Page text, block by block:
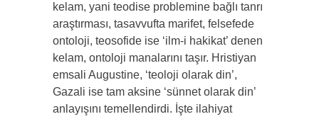
kelam, yani teodise problemine bağlı tanrı
araştırması, tasavvufta marifet, felsefede
ontoloji, teosofide ise ‘ilm-i hakikat’ denen
kelam, ontoloji manalarını taşır. Hristiyan
emsali Augustine, ‘teoloji olarak din’,
Gazali ise tam aksine ‘sünnet olarak din’
anlayışını temellendirdi. İşte ilahiyat